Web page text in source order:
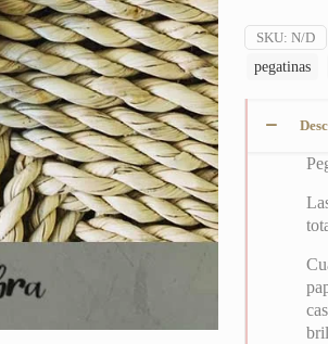
SKU: N/D
pegatinas